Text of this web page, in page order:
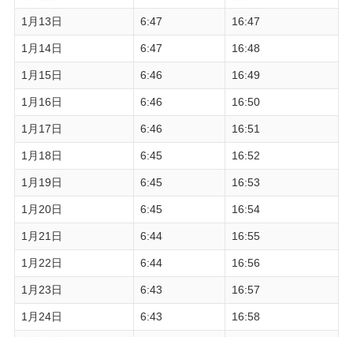
1月13日 6:47 16:47
1月14日 6:47 16:48
1月15日 6:46 16:49
1月16日 6:46 16:50
1月17日 6:46 16:51
1月18日 6:45 16:52
1月19日 6:45 16:53
1月20日 6:45 16:54
1月21日 6:44 16:55
1月22日 6:44 16:56
1月23日 6:43 16:57
1月24日 6:43 16:58